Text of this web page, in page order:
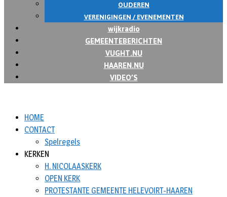
OUDEREN
VERENIGINGEN / EVENEMENTEN
wijkradio
GEMEENTEBERICHTEN
VUGHT.NU
HAAREN.NU
VIDEO’S
HOME
CONTACT
Spelregels
KERKEN
H. NICOLAASKERK
OPEN KERK
PROTESTANTE GEMEENTE HELEVOIRT-HAAREN